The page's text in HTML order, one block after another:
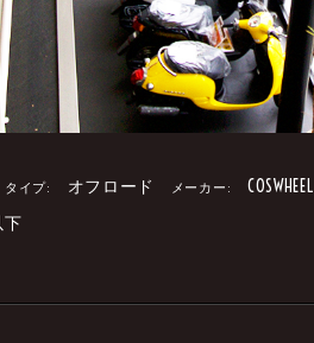
タイプ: オフロード メーカー: COSWHEEL
下